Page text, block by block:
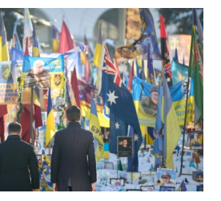
Politik zur
Vertraulichkeit
und zum Schutz
personenbezogener
Daten